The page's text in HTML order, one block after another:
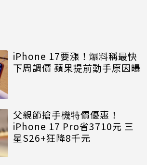
iPhone 17要漲！爆料稱最快
下周調價 蘋果提前動手原因曝
父親節搶手機特價優惠！
iPhone 17 Pro省3710元 三
星S26+狂降8千元